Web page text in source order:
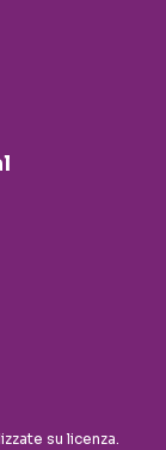
su licenza.